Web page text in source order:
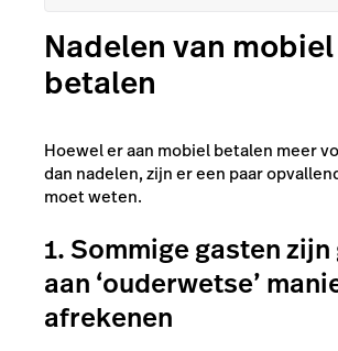
Nadelen van mobiel
betalen
Hoewel er aan mobiel betalen meer
dan nadelen, zijn er een paar
moet weten.
1. Sommige gasten
aan ‘ouderwetse’
afrekenen